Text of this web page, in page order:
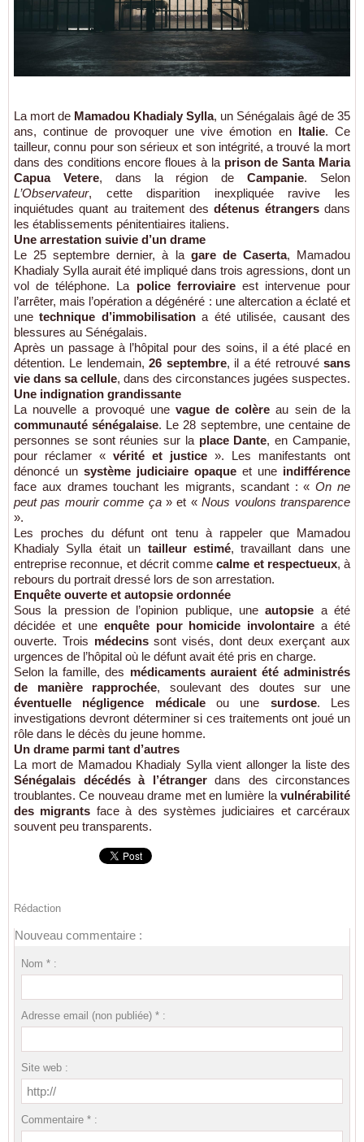
La mort de Mamadou Khadialy Sylla, un Sénégalais âgé de 35
ans, continue de provoquer une vive émotion en Italie. Ce
tailleur, connu pour son sérieux et son intégrité, a trouvé la mort
dans des conditions encore floues à la prison de Santa Maria
Capua Vetere, dans la région deCampanie. Selon
L’Observateur, cette disparition inexpliquée ravive les
inquiétudes quant au traitement desdétenus étrangersdans
les établissements pénitentiaires italiens.
Une arrestation suivie d’un drame
Le 25 septembre dernier, à la gare de Caserta, Mamadou
Khadialy Sylla aurait été impliqué dans trois agressions, dont un
vol de téléphone. La police ferroviaireest intervenue pour
l’arrêter, mais l’opération a dégénéré : une altercation a éclaté et
unetechnique d’immobilisationa été utilisée, causant des
blessures au Sénégalais.
Après un passage à l’hôpital pour des soins, il a été placé en
détention. Le lendemain,26 septembre, il a été retrouvésans
vie dans sa cellule, dans des circonstances jugées suspectes.
Une indignation grandissante
La nouvelle a provoqué une vague de colère au sein de la
communauté sénégalaise. Le 28 septembre, une centaine de
personnes se sont réunies sur la place Dante, en Campanie,
pour réclamer « vérité et justice ». Les manifestants ont
dénoncé un système judiciaire opaque et une indifférence
face aux drames touchant les migrants, scandant : «On ne
peut pas mourir comme ça» et «Nous voulons transparence
».
Les proches du défunt ont tenu à rappeler que Mamadou
Khadialy Sylla était un tailleur estimé, travaillant dans une
entreprise reconnue, et décrit commecalme et respectueux, à
rebours du portrait dressé lors de son arrestation.
Enquête ouverte et autopsie ordonnée
Sous la pression de l’opinion publique, uneautopsie a été
décidée et une enquête pour homicide involontaire a été
ouverte. Trois médecinssont visés, dont deux exerçant aux
urgences de l’hôpital où le défunt avait été pris en charge.
Selon la famille, des médicaments auraient été administrés
de manière rapprochée, soulevant des doutes sur une
éventuelle négligence médicaleou une surdose. Les
investigations devront déterminer si ces traitements ont joué un
rôle dans le décès du jeune homme.
Un drame parmi tant d’autres
La mort de Mamadou Khadialy Sylla vient allonger la liste des
Sénégalais décédés à l’étrangerdans des circonstances
troublantes. Ce nouveau drame met en lumière la vulnérabilité
des migrants face à des systèmes judiciaires et carcéraux
souvent peu transparents.
Rédaction
Nouveau commentaire :
Nom * :
Adresse email (non publiée) * :
Site web :
Commentaire * :